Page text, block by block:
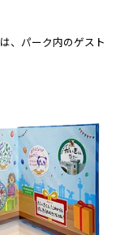
、パーク内のゲスト